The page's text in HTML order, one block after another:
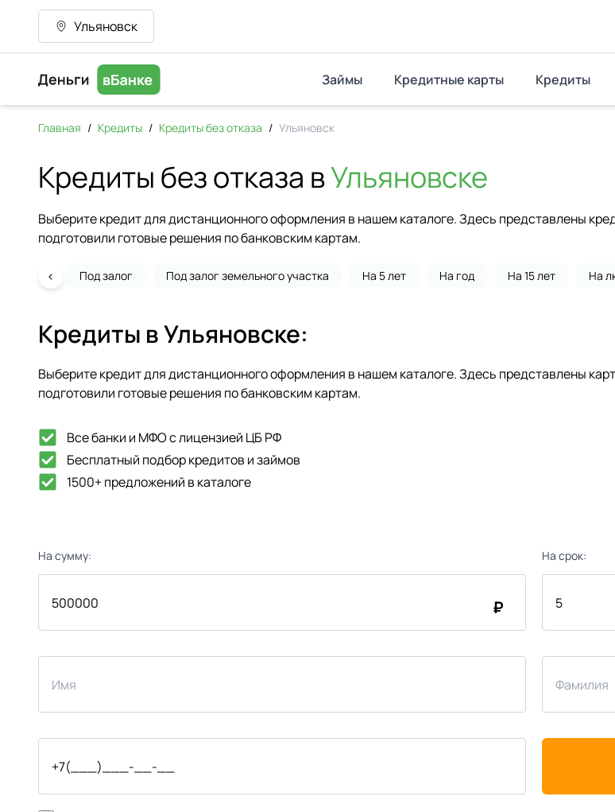
Ульяновск
Займы Кредитные карты Кредиты
Главная / Кредиты / Кредиты без отказа / Ульяновск
Кредиты без отказа вУльяновске
Выберите кредит для дистанционного оформления в нашем каталоге. Здесь представлены
подготовили готовые решения по банковским картам.
Под залог Под залог земельного участка На 5 лет На год На 15 лет На
‹
Кредиты вУльяновске:
Выберите кредит для дистанционного оформления в нашем каталоге. Здесь представлены
подготовили готовые решения по банковским картам.
Все банки и МФО с лицензией ЦБ РФ
Бесплатный подбор кредитов и займов
1500+ предложений в каталоге
На сумму:
₽
На срок: